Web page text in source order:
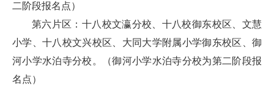
二阶段报名点）
第六片区：十八校文瀛分校、十八校御东校区、文慧
小学、十八校文兴校区、大同大学附属小学御东校区、御
河小学水泊寺分校。（御河小学水泊寺分校为第二阶段报
名点）